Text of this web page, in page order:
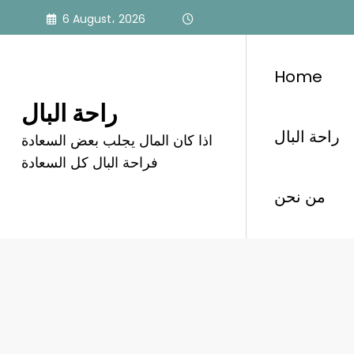
6 August، 2026
راحة البال
اذا كان المال يجلب بعض السعادة
فراحة البال كل السعادة
Home
راحة البال
من نحن
تنظيف الرئتين